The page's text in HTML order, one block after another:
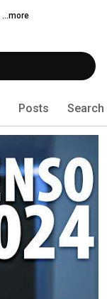
...more
Posts Search